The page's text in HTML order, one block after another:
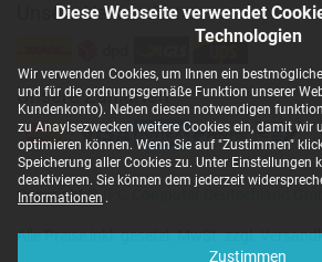
Diese Webseite verwendet
Technologien
Wir verwenden Cookies, um Ihnen ein
und für die ordnungsgemäße Funktion unserer
Kundenkonto). Neben diesen notwendigen
zu Anaylsezwecken weitere Cookies ein, damit wir
optimieren können. Wenn Sie auf "Zustimmen"
Speicherung aller Cookies zu. Unter Einstellungen
deaktivieren. Sie können dem jederzeit
Informationen .
Zustimmen
N
PSE
SEC
Singapore Safety Mark
TÜV Argentina Certificado
TÜV Geprüfte Sicherheit
UKCA
UL Listed
Unsere Versandarten
Unsere Zahlarten
Copyright ©
Alle Preise inkl. gesetzl. MwSt. zzgl.